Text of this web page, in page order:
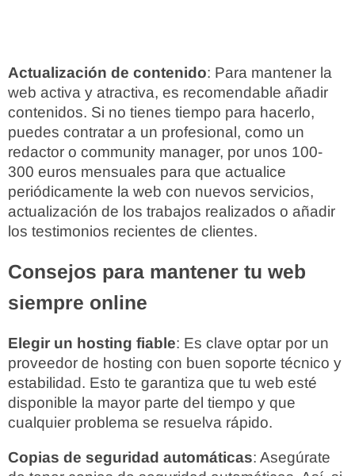
Actualización de contenido: Para mantener la
web activa y atractiva, es recomendable añadir
contenidos. Si no tienes tiempo para hacerlo,
puedes contratar a un profesional, como un
redactor o community manager, por unos 100-
300 euros mensuales para que actualice
periódicamente la web con nuevos servicios,
actualización de los trabajos realizados o añadir
los testimonios recientes de clientes.
Consejos para mantener tu web
siempre online
Elegir un hosting fiable: Es clave optar por un
proveedor de hosting con buen soporte técnico y
estabilidad. Esto te garantiza que tu web esté
disponible la mayor parte del tiempo y que
cualquier problema se resuelva rápido.
Copias de seguridad automáticas: Asegúrate